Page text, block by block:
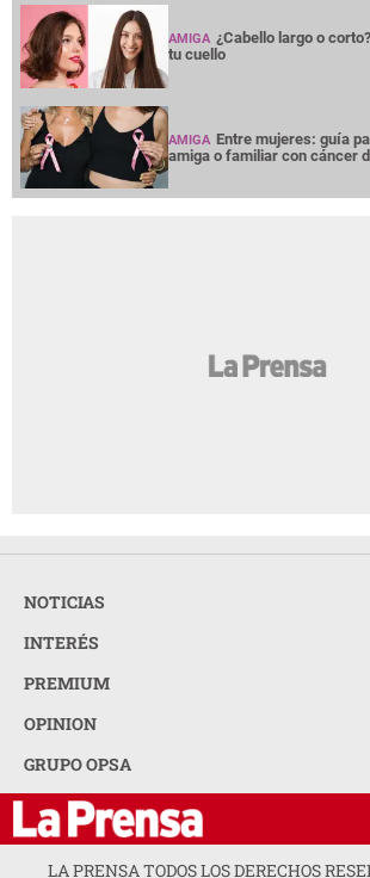
AMIGA ¿Cabello largo o
tu cuello
AMIGA Entre mujeres: guía
amiga o familiar con cáncer
NOTICIAS
INTERÉS
PREMIUM
OPINION
GRUPO OPSA
LA PRENSA TODOS LOS DERECHOS